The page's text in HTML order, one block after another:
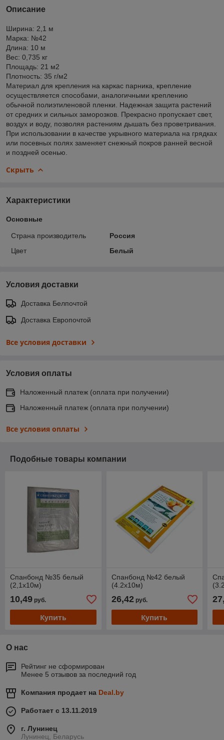
Описание
Ширина: 2,1 м
Марка: №42
Длина: 10 м
Вес: 0,735 кг
Площадь: 21 м2
Плотность: 35 г/м2
Материал для крепления на каркас парника, крепление
осуществляется способами, аналогичными креплению
обычной полиэтиленовой пленки. Надежная защита растений
от средних и сильных заморозков. Прекрасно пропускает свет,
воздух и воду, позволяя растениям дышать без проветривания.
При использовании в качестве укрывного материала на грядках
или посевных полях заменяет снежный покров ранней весной
и поздней осенью.
Скрыть
Характеристики
Основные
Страна производитель
Россия
Цвет
Белый
Условия доставки
Доставка Белпочтой
Доставка Европочтой
Все условия доставки
Условия оплаты
Наложенный платеж (оплата при получении)
Наложенный платеж (оплата при получении)
Все условия оплаты
Подобные товары компании
Спанбонд №35 белый
(2,1x10м)
10,49 руб.
Купить
Спанбонд №42 белый
(4.2x10м)
26,42руб.
Купить
О нас
Рейтинг не сформирован
Менее 5 отзывов за последний год
Компания продает на Deal.by
Работает с 13.11.2019
г. Лунинец
Лунинец, Беларусь